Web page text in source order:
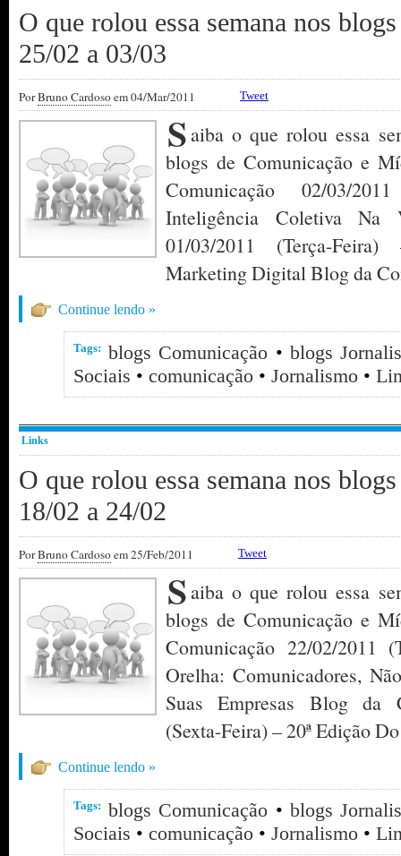
O que rolou essa semana nos
25/02 a 03/03
PorBruno Cardosoem 04/Mar/2011 Tweet
Saiba o que rolou essa
blogs de Comunicação e
Comunicação 02/03/
Inteligência Coletiva Na
01/03/2011 (Terça-
Marketing Digital Blog da
Continue lendo »
Tags: blogs Comunicação • blogs
Sociais • comunicação • Jornalismo •
Links
O que rolou essa semana nos
18/02 a 24/02
PorBruno Cardosoem 25/Feb/2011 Tweet
Saiba o que rolou essa
blogs de Comunicação e
Comunicação 22/02/2011
Orelha: Comunicadores,
Suas Empresas Blog da
(Sexta-Feira) – 20ª Edição
Continue lendo »
Tags: blogs Comunicação • blogs
Sociais • comunicação • Jornalismo •